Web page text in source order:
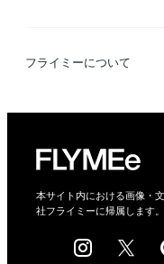
利用規約
フライミーについて
会社概要
採用情報
本サイト内における画像・
社フライミーに帰属します